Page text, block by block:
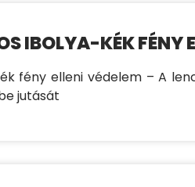
IBOLYA-KÉK FÉNY
fény elleni védelem – A
jutását